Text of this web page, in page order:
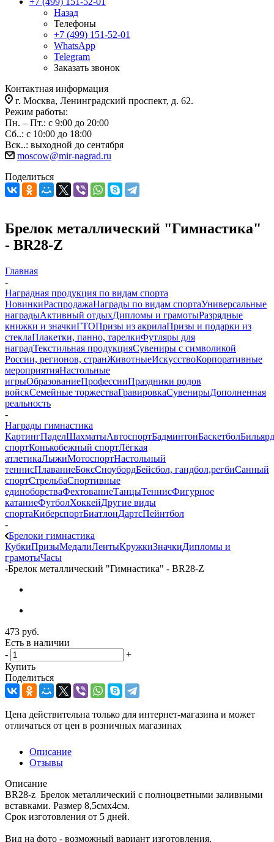
Назад
Телефоны
+7 (499) 151-52-01
WhatsApp
Telegram
Заказать звонок
Контактная информация
г. Москва, Ленинградский проспект, д. 62.
Режим работы:
Пн. – Пт.: с 9:00 до 20:00
Сб..: с 10:00 до 18:00
Вск..: выходной до сентября
moscow@mir-nagrad.ru
Поделиться
Брелок металлический "Гимнастика"
- BR28-Z
Главная
-
Наградная продукция по видам спорта
НовинкиРаспродажаНаграды по видам спортаУниверсальные
наградыАктивный отдыхДипломы и грамотыРазрядные
книжки и значкиГТОПризы из акрилаПризы и подарки из
стеклаПлакетки, панно, тарелкиФутляры для
наградТекстильная продукцияСувениры с символикой
России, регионов, странЖивотныеИскусствоКорпоративные
мероприятияНастольные
игрыОбразованиеПрофессииПраздники родов
войскСемейные торжестваГравировкаСувенирыДополненная
реальность
-
Награды гимнастика
КартингПаделШахматыАвтоспортБадминтонБаскетболБильярд
спортКонькобежный спортЛёгкая
атлетикаЛыжиМотоспортНастольный
теннисПлаваниеБоксСноубордБейсбол, гандбол,регбиСанный
спортСтрельбаСпортивные
единоборстваФехтованиеТанцыТеннисФигурное
катаниеФутболХоккейДругие виды
спортаКиберспортБиатлонДартсПейнтбол
-
Брелоки гимнастика
КубкиПризыМедалиЛентыКружкиЗначкиДипломы и
грамотыЧасы
-Брелок металлический "Гимнастика" - BR28-Z
473 руб.
Есть в наличии
-
+
Купить
Поделиться
Цена действительна только для интернет-магазина и может
отличаться от цен в розничных магазинах
Описание
Отзывы
Описание
BR28-z Брелок металлический с полноцветными заливными
вставками. Размер 8,5смх4см.
Срок изготовления от 5 дней.
Вид на фото - возможный вариант изготовления.